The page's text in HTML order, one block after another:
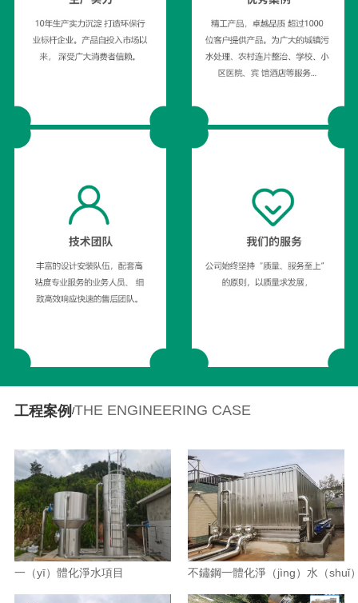
工程案例 /THE ENGINEERING CASE
一（yī）體化淨水項目 不鏽鋼一體化淨（jìng）水（shuǐ